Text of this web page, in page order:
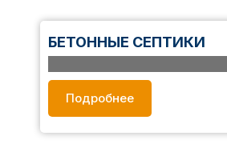
БЕТОННЫЕ СЕПТИКИ
домов и дач с характеристиками и
Прочные и долговечные модели,
для различных условий
Подробнее